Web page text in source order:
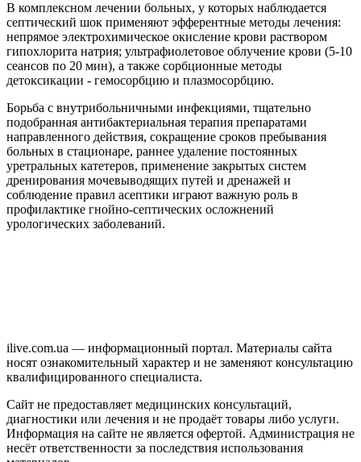
В комплексном лечении больных, у которых наблюдается
септический шок применяют эфферентные методы лечения:
непрямое электрохимическое окисление крови раствором
гипохлорита натрия; ультрафиолетовое облучение крови (5-10
сеансов по 20 мин), а также сорбционные методы
детоксикации - гемосорбцию и плазмосорбцию.
Борьба с внутрибольничными инфекциями, тщательно
подобранная антибактериальная терапия препаратами
направленного действия, сокращение сроков пребывания
больных в стационаре, раннее удаление постоянных
уретральных катетеров, применение закрытых систем
дренирования мочевыводящих путей и дренажей и
соблюдение правил асептики играют важную роль в
профилактике гнойно-септических осложнений
урологических заболеваний.
ilive.com.ua — информационный портал. Материалы сайта
носят ознакомительный характер и не заменяют консультацию
квалифицированного специалиста.
Сайт не предоставляет медицинских консультаций,
диагностики или лечения и не продаёт товары либо услуги.
Информация на сайте не является офертой. Администрация не
несёт ответственности за последствия использования